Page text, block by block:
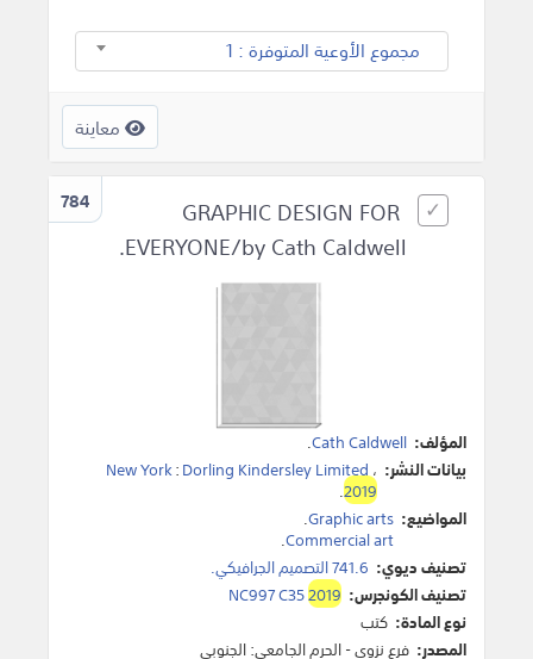
مجموع الأوعية المتوفرة : 1
معاينة
784
GRAPHIC DESIGN FOR
EVERYONE/by Cath Caldwell.
المؤلف: Cath Caldwell
.
بيانات النشر:
New York:Dorling Kindersley Limited،
2019
.
المواضيع: Graphic arts
.
Commercial art
.
تصنيف ديوي: 741.6 التصميم الجرافيكي.
تصنيف الكونجرس:
NC997 C352019
نوع المادة: كتب
المصدر: فرع نزوى - الحرم الجامعي: الجنوبي